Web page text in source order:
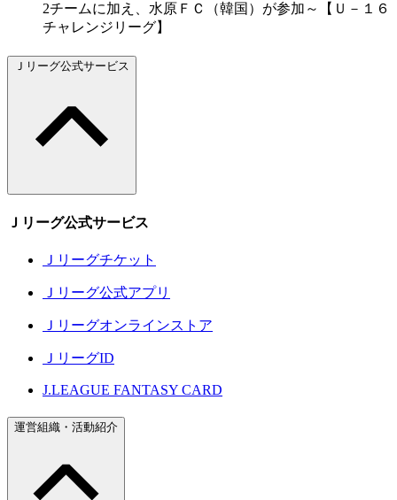
2チームに加え、水原ＦＣ（韓国）が参加～【Ｕ－１６
チャレンジリーグ】
Ｊリーグ公式サービス
Ｊリーグ公式サービス
Ｊリーグチケット
Ｊリーグ公式アプリ
Ｊリーグオンラインストア
ＪリーグID
J.LEAGUE FANTASY CARD
運営組織・活動紹介